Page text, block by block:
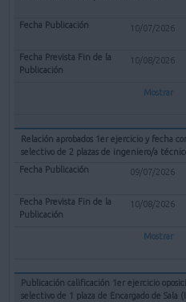
10/07/2026
10/08/2026
Mostrar
Relación aprobados 1er ejercicio y fecha
selectivo de 2 plazas de ingeniero/a
09/07/2026
10/08/2026
Mostrar
Publicación calificación 1er ejercicio
selectivo de 1 plaza de Encargado de Sala